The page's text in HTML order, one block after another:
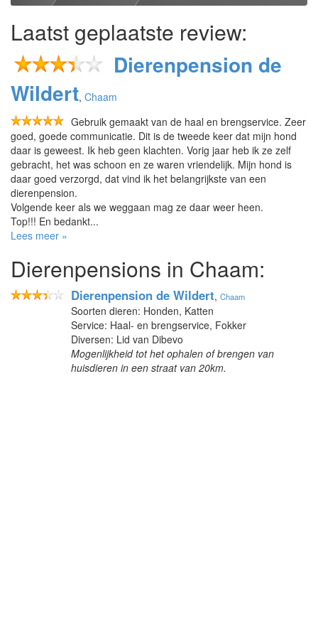
Laatst geplaatste review:
Dierenpension de
Wildert, Chaam
Gebruik gemaakt van de haal en brengservice. Zeer
goed, goede communicatie. Dit is de tweede keer dat mijn hond
daar is geweest. Ik heb geen klachten. Vorig jaar heb ik ze zelf
gebracht, het was schoon en ze waren vriendelijk. Mijn hond is
daar goed verzorgd, dat vind ik het belangrijkste van een
dierenpension.
Volgende keer als we weggaan mag ze daar weer heen.
Top!!! En bedankt...
Lees meer »
Dierenpensions in Chaam:
Dierenpension de Wildert, Chaam
Soorten dieren: Honden, Katten
Service: Haal- en brengservice, Fokker
Diversen: Lid van Dibevo
Mogenlijkheid tot het ophalen of brengen van
huisdieren in een straat van 20km.